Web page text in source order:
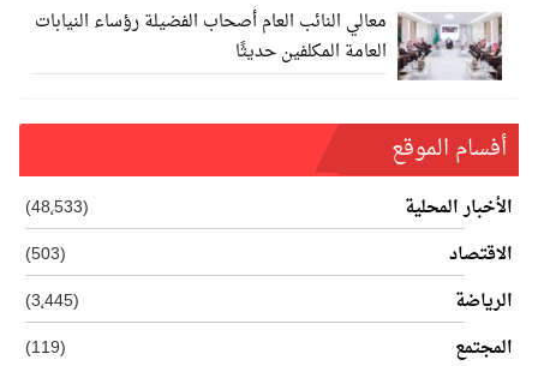
معالي النائب العام أصحاب الفضيلة رؤساء النيابات
العامة المكلفين حديثًا
أفسام الموقع
الأخبار المحلية
(48٬533)
الاقتصاد
(503)
الرياضة
(3٬445)
المجتمع
(119)